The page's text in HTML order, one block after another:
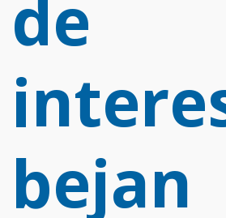
f
de
bejan